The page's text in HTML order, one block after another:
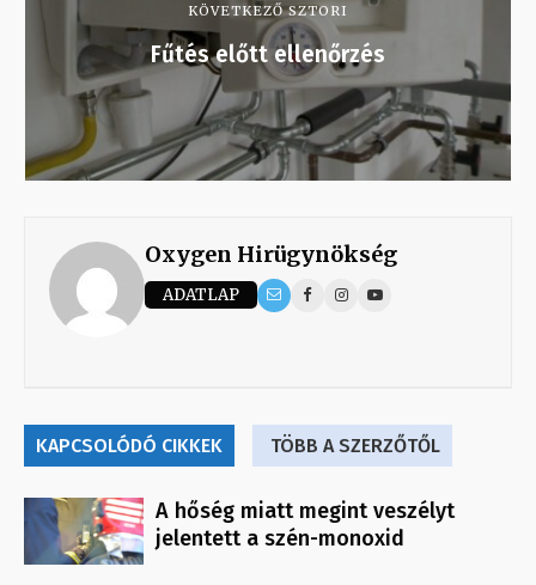
KÖVETKEZŐ SZTORI
Fűtés előtt ellenőrzés
Oxygen Hirügynökség
ADATLAP
KAPCSOLÓDÓ CIKKEK TÖBB A SZERZŐTŐL
A hőség miatt megint veszélyt
jelentett a szén-monoxid